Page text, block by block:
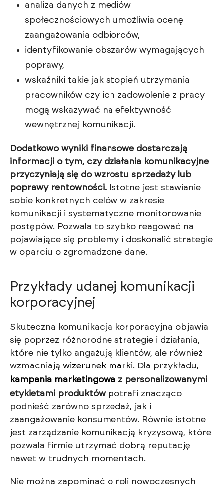
analiza danych z mediów
społecznościowych umożliwia ocenę
zaangażowania odbiorców,
identyfikowanie obszarów wymagających
poprawy,
wskaźniki takie jak stopień utrzymania
pracowników czy ich zadowolenie z pracy
mogą wskazywać na efektywność
wewnętrznej komunikacji.
Dodatkowo wyniki finansowe dostarczają
informacji o tym, czy działania komunikacyjne
przyczyniają się do wzrostu sprzedaży lub
poprawy rentowności. Istotne jest stawianie
sobie konkretnych celów w zakresie
komunikacji i systematyczne monitorowanie
postępów. Pozwala to szybko reagować na
pojawiające się problemy i doskonalić strategie
w oparciu o zgromadzone dane.
Przykłady udanej komunikacji
korporacyjnej
Skuteczna komunikacja korporacyjna objawia
się poprzez różnorodne strategie i działania,
które nie tylko angażują klientów, ale również
wzmacniają wizerunek marki. Dla przykładu,
kampania marketingowa z personalizowanymi
etykietami produktówpotrafi znacząco
podnieść zarówno sprzedaż, jak i
zaangażowanie konsumentów. Równie istotne
jest zarządzanie komunikacją kryzysową, które
pozwala firmie utrzymać dobrą reputację
nawet w trudnych momentach.
Nie można zapominać o roli nowoczesnych